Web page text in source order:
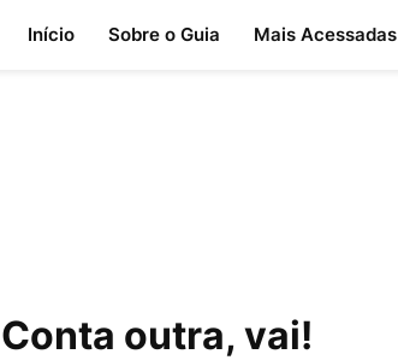
Início Sobre o Guia Mais Acessadas
outra, vai!